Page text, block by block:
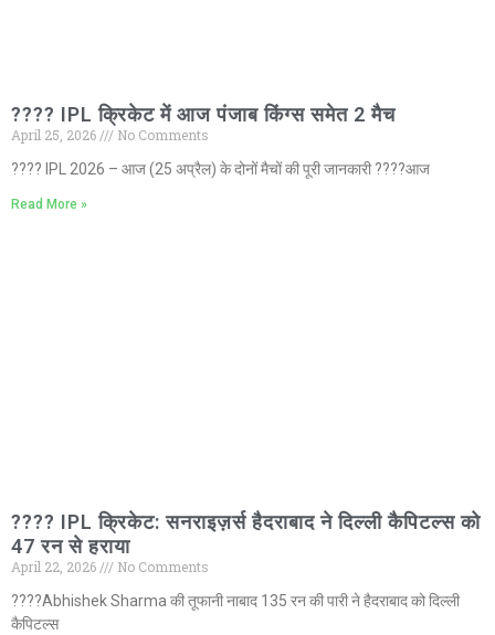
???? IPL क्रिकेट में आज पंजाब किंग्स समेत 2 मैच
April 25, 2026
No Comments
???? IPL 2026 – आज (25 अप्रैल) के दोनों मैचों की पूरी जानकारी ????आज
Read More »
???? IPL क्रिकेट: सनराइज़र्स हैदराबाद ने दिल्ली कैपिटल्स को
47 रन से हराया
April 22, 2026
No Comments
????Abhishek Sharma की तूफानी नाबाद 135 रन की पारी ने हैदराबाद को दिल्ली
कैपिटल्स